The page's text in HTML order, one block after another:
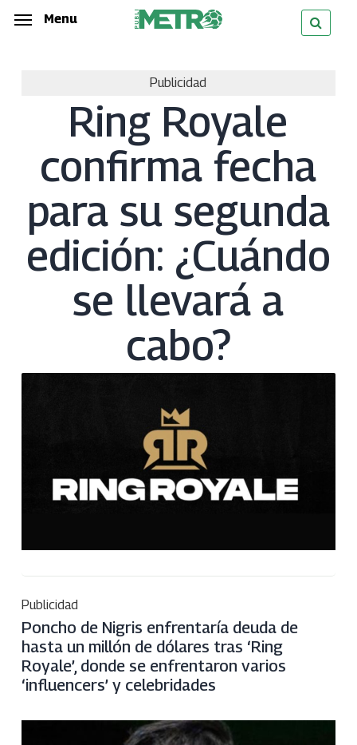
Skip
Menu
Publicidad
Ring Royale
confirma fecha
para su segunda
edición: ¿Cuándo
se llevará a
cabo?
Publicidad
Poncho de Nigris enfrentaría deuda de
hasta un millón de dólares tras ‘Ring
Royale’, donde se enfrentaron varios
‘influencers’ y celebridades
Menu